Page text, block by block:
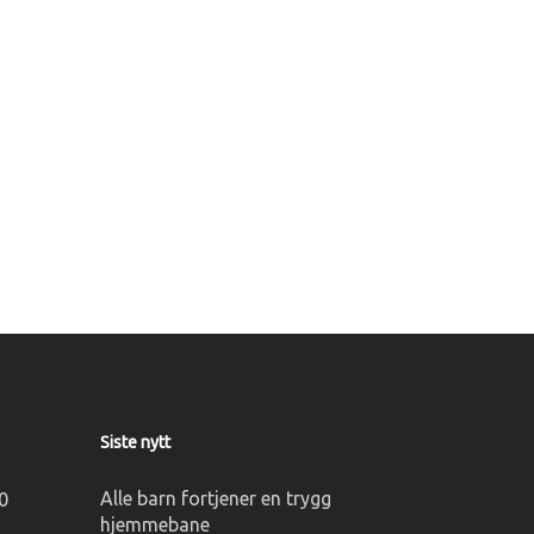
Siste nytt
Alle barn fortjener en trygg
hjemmebane